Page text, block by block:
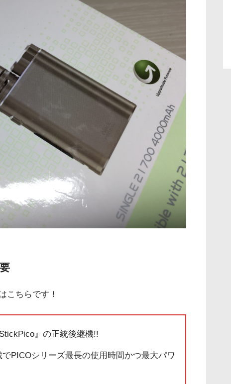
こちらです！
』の正統後継機!!
PICOシリーズ最長の使用時間かつ最大パワ